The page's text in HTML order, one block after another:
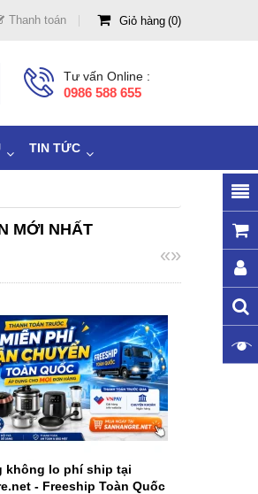
Thanh toán Giỏ hàng 0
Tư vấn Online :
0986 588 655
TIN TỨC
MỚI NHẤT
«»
không lo phí ship tại
- Freeship Toàn Quốc